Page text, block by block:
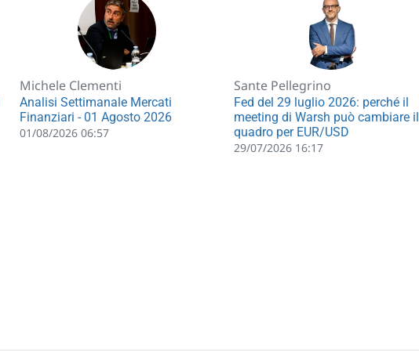
Michele Clementi
Analisi Settimanale Mercati
Finanziari - 01 Agosto 2026
01/08/2026 06:57
Sante Pellegrino
Fed del 29 luglio 2026: perché il
meeting di Warsh può cambiare il
quadro per EUR/USD
29/07/2026 16:17